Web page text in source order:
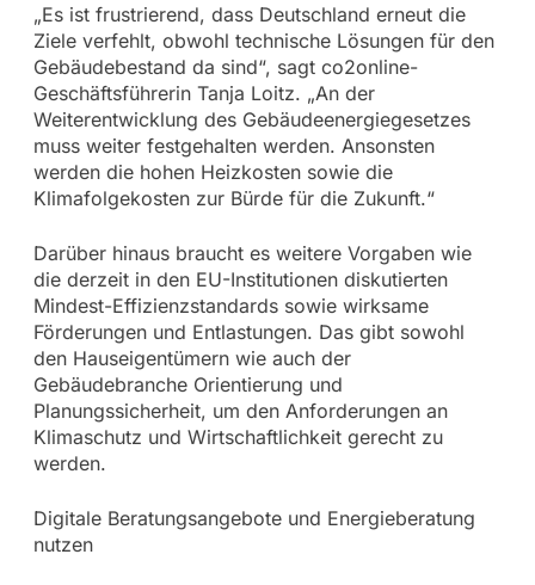
„Es ist frustrierend, dass Deutschland erneut die
Ziele verfehlt, obwohl technische Lösungen für den
Gebäudebestand da sind“, sagt co2online-
Geschäftsführerin Tanja Loitz. „An der
Weiterentwicklung des Gebäudeenergiegesetzes
muss weiter festgehalten werden. Ansonsten
werden die hohen Heizkosten sowie die
Klimafolgekosten zur Bürde für die Zukunft.“
Darüber hinaus braucht es weitere Vorgaben wie
die derzeit in den EU-Institutionen diskutierten
Mindest-Effizienzstandards sowie wirksame
Förderungen und Entlastungen. Das gibt sowohl
den Hauseigentümern wie auch der
Gebäudebranche Orientierung und
Planungssicherheit, um den Anforderungen an
Klimaschutz und Wirtschaftlichkeit gerecht zu
werden.
Digitale Beratungsangebote und Energieberatung
nutzen